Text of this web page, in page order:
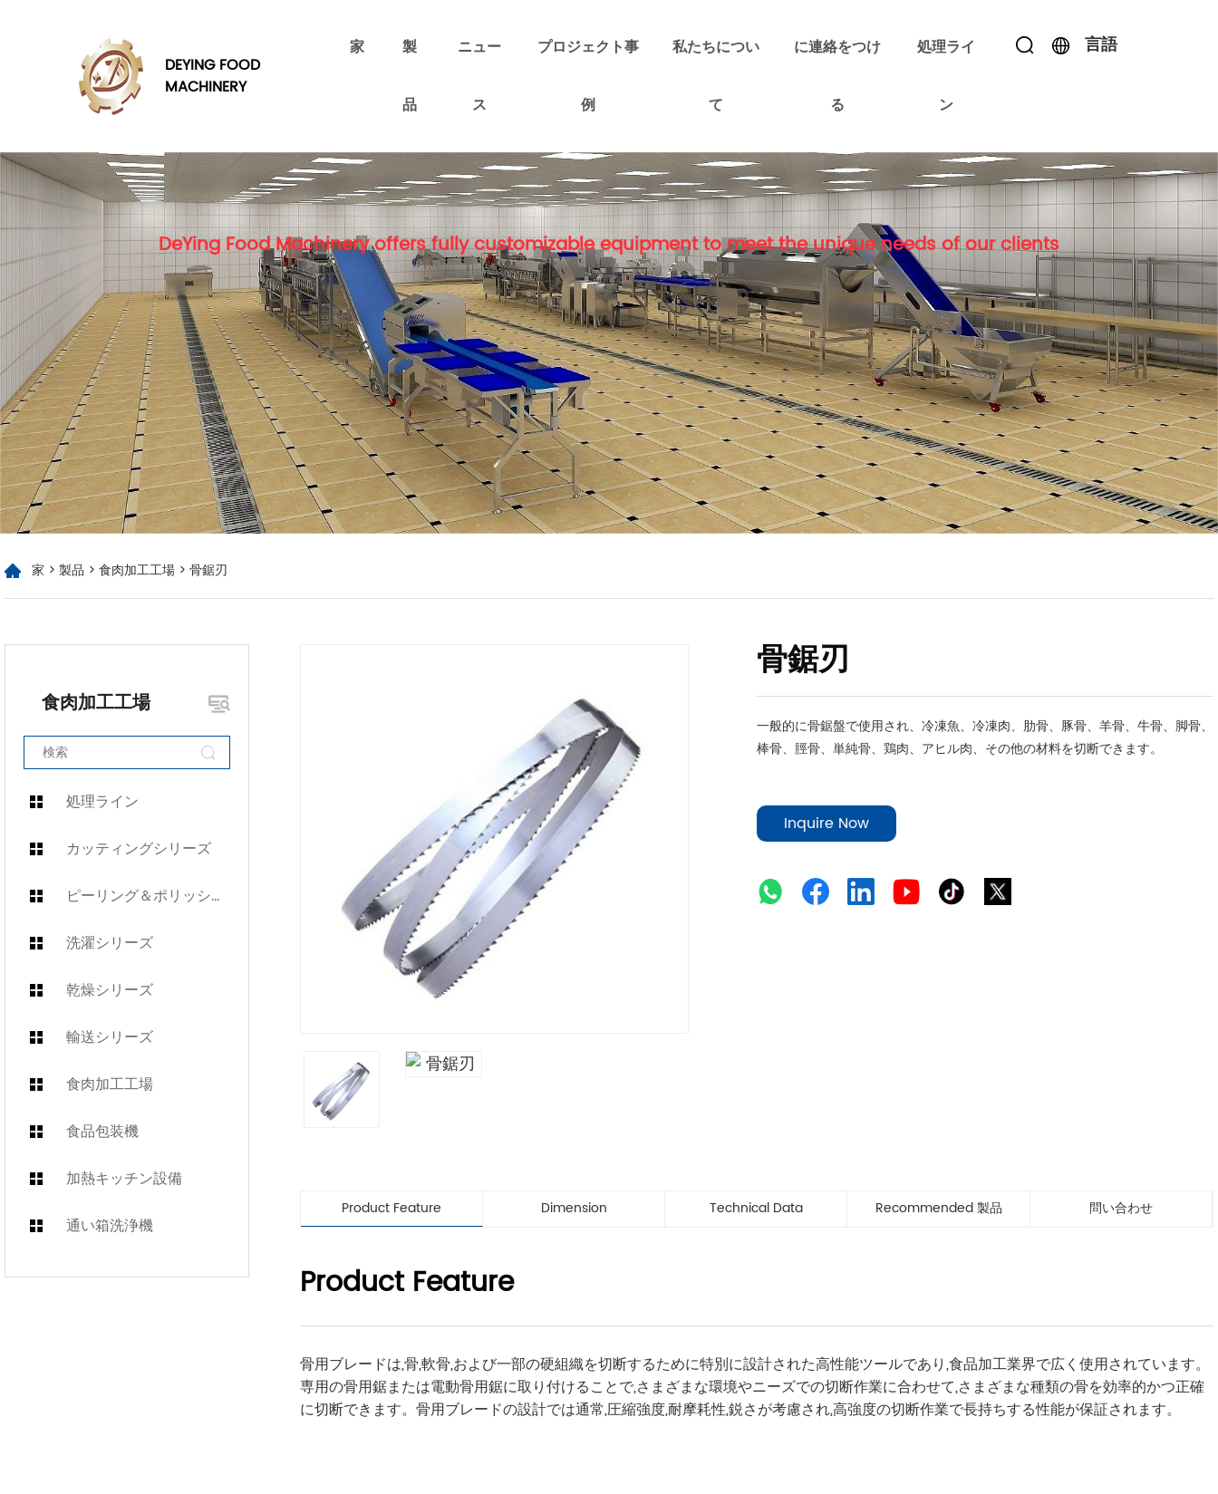
DEYING FOOD
MACHINERY
家 製
品
ニュー
ス
プロジェクト事
例
私たちについ
て
に連絡をつけ
る
処理ライ
ン
言語
DeYing Food Machinery offers fully customizable equipment to meet the unique needs of our clients
家 > 製品 > 食肉加工工場 > 骨鋸刃
食肉加工工場
処理ライン
カッティングシリーズ
ピーリング＆ポリッシュシリーズ
洗濯シリーズ
乾燥シリーズ
輸送シリーズ
食肉加工工場
食品包装機
加熱キッチン設備
通い箱洗浄機
骨鋸刃
一般的に骨鋸盤で使用され、冷凍魚、冷凍肉、肋骨、豚骨、羊骨、牛骨、脚骨、
棒骨、脛骨、単純骨、鶏肉、アヒル肉、その他の材料を切断できます。
Inquire Now
Product Feature Dimension Technical Data Recommended 製品 問い合わせ
Product Feature
骨用ブレードは,骨,軟骨,および一部の硬組織を切断するために特別に設計された高性能ツールであり,食品加工業界で広く使用されています。
専用の骨用鋸または電動骨用鋸に取り付けることで,さまざまな環境やニーズでの切断作業に合わせて,さまざまな種類の骨を効率的かつ正確
に切断できます。骨用ブレードの設計では通常,圧縮強度,耐摩耗性,鋭さが考慮され,高強度の切断作業で長持ちする性能が保証されます。